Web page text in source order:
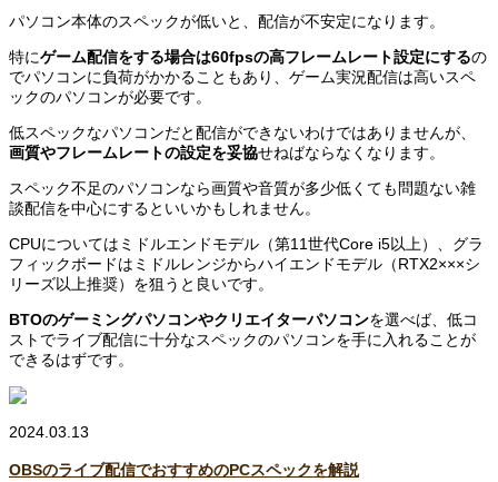
パソコン本体のスペックが低いと、配信が不安定になります。
特にゲーム配信をする場合は60fpsの高フレームレート設定にするの
でパソコンに負荷がかかることもあり、ゲーム実況配信は高いスペ
ックのパソコンが必要です。
低スペックなパソコンだと配信ができないわけではありませんが、
画質やフレームレートの設定を妥協せねばならなくなります。
スペック不足のパソコンなら画質や音質が多少低くても問題ない雑
談配信を中心にするといいかもしれません。
CPUについてはミドルエンドモデル（第11世代Core i5以上）、グラ
フィックボードはミドルレンジからハイエンドモデル（RTX2×××シ
リーズ以上推奨）を狙うと良いです。
BTOのゲーミングパソコンやクリエイターパソコンを選べば、低コ
ストでライブ配信に十分なスペックのパソコンを手に入れることが
できるはずです。
2024.03.13
OBSのライブ配信でおすすめのPCスペックを解説